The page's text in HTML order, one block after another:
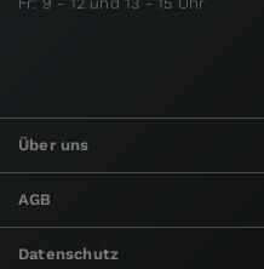
Über uns
AGB
Datenschutz